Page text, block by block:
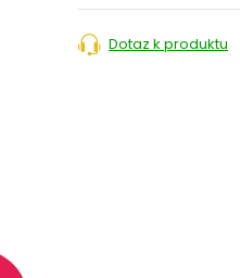
cena:
Dotaz k produktu